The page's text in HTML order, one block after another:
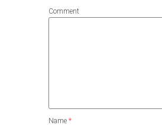
Comment
Name *